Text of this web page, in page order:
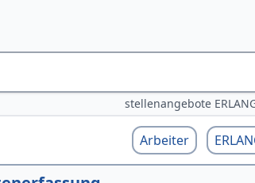
stellenangebote
Arbeiter